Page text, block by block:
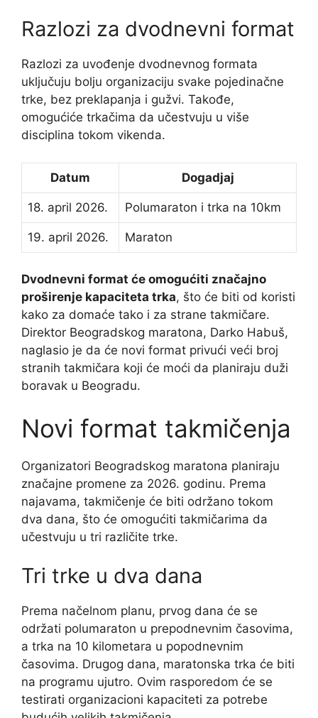
Razlozi za dvodnevni format
Razlozi za uvođenje dvodnevnog formata
uključuju bolju organizaciju svake pojedinačne
trke, bez preklapanja i gužvi. Takođe,
omogućiće trkačima da učestvuju u više
disciplina tokom vikenda.
Datum Dogadjaj
18. april 2026. Polumaraton i trka na 10km
19. april 2026. Maraton
Dvodnevni format će omogućiti značajno
proširenje kapaciteta trka, što će biti od koristi
kako za domaće tako i za strane takmičare.
Direktor Beogradskog maratona, Darko Habuš,
naglasio je da će novi format privući veći broj
stranih takmičara koji će moći da planiraju duži
boravak u Beogradu.
Novi format takmičenja
Organizatori Beogradskog maratona planiraju
značajne promene za 2026. godinu. Prema
najavama, takmičenje će biti održano tokom
dva dana, što će omogućiti takmičarima da
učestvuju u tri različite trke.
Tri trke u dva dana
Prema načelnom planu, prvog dana će se
održati polumaraton u prepodnevnim časovima,
a trka na 10 kilometara u popodnevnim
časovima. Drugog dana, maratonska trka će biti
na programu ujutro. Ovim rasporedom će se
testirati organizacioni kapaciteti za potrebe